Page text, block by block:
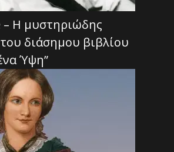
– Η μυστηριώδης
διάσημου βιβλίου
Ύψη”